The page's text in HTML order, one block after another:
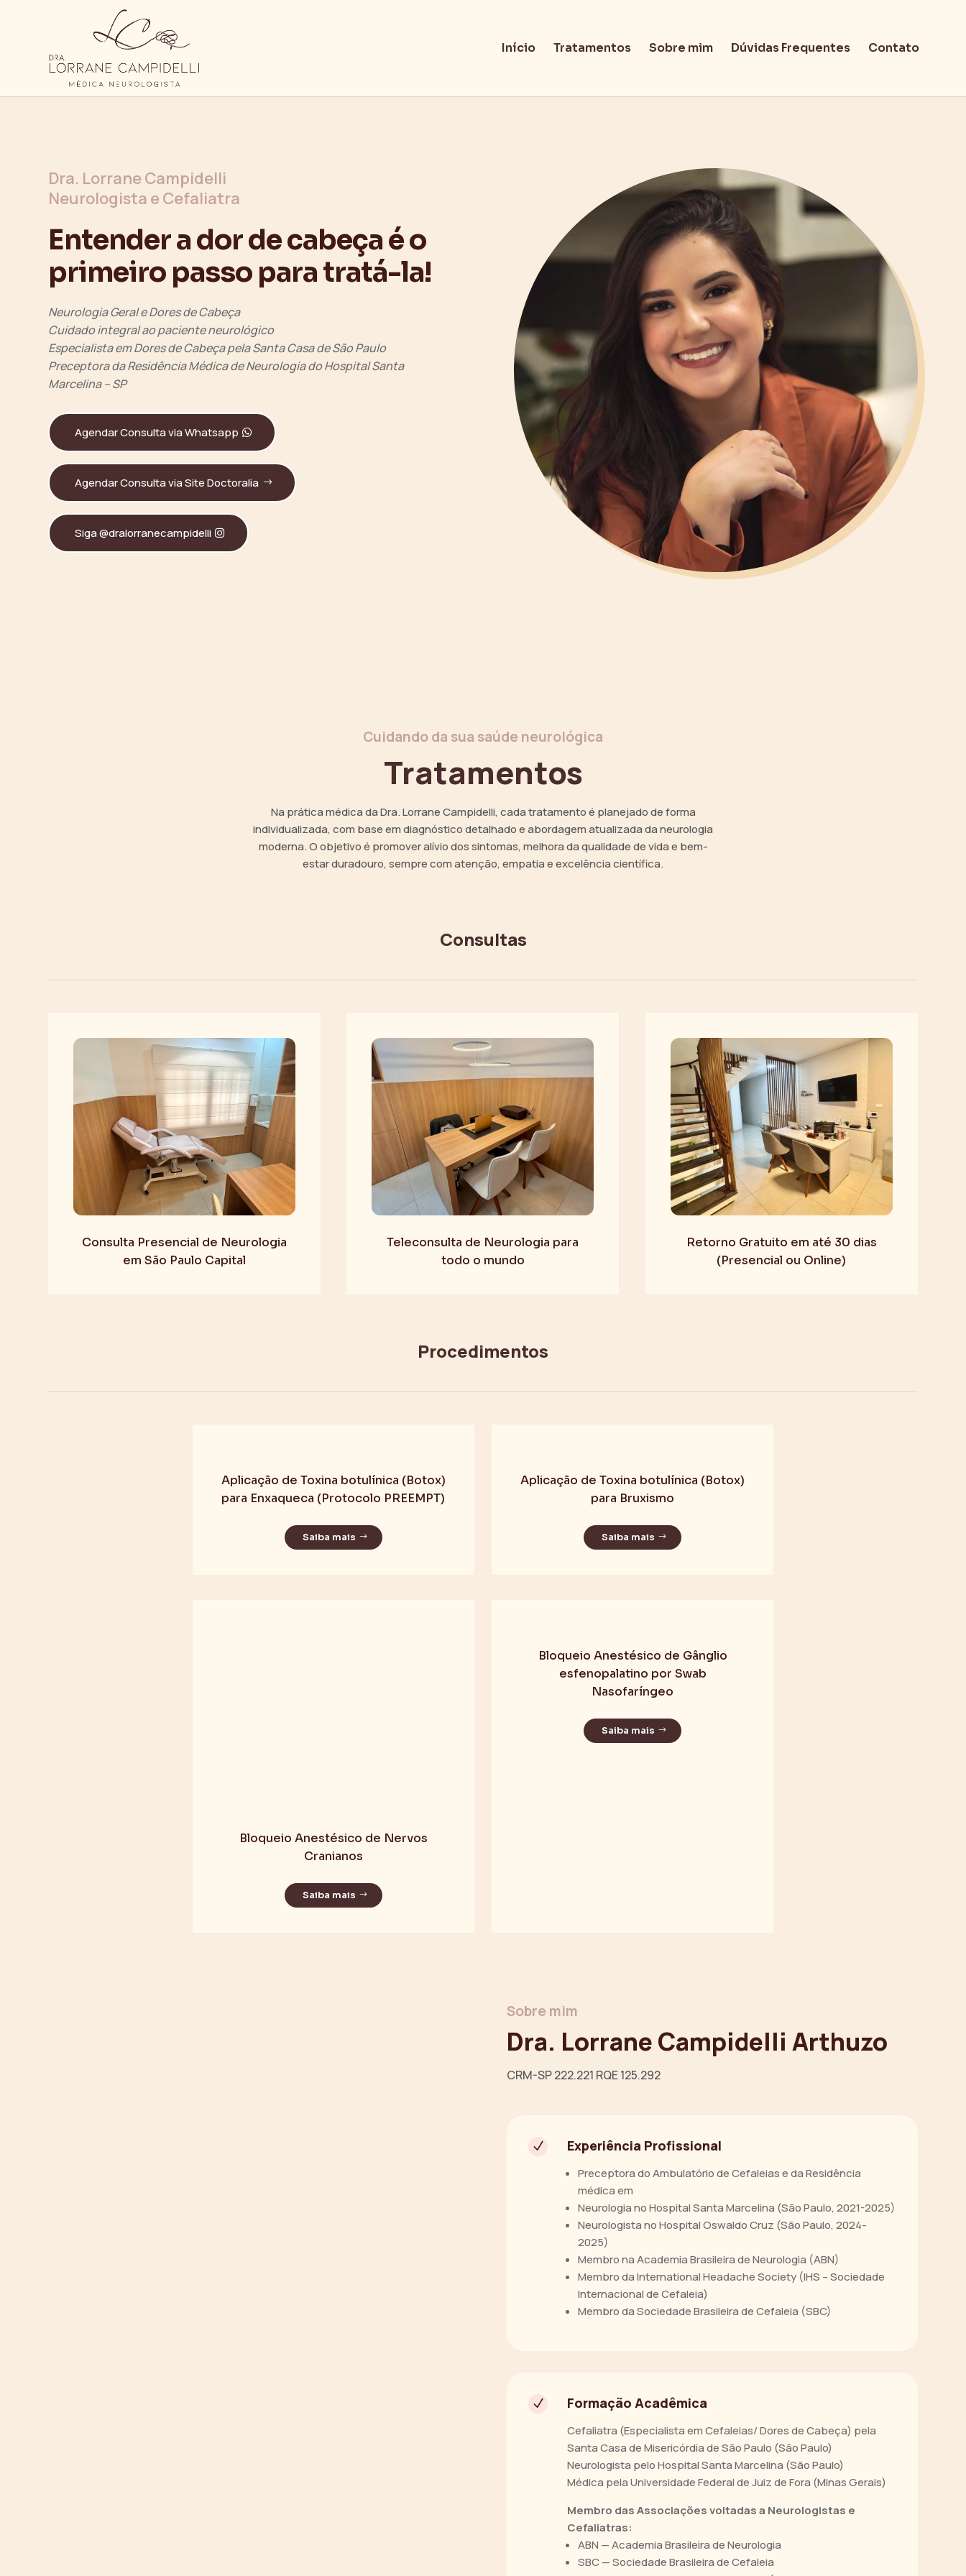
Início Tratamentos Sobre mim Dúvidas Frequentes Contato
Dra. Lorrane Campidelli
Neurologista e Cefaliatra
Entender a dor de cabeça é o
primeiro passo para tratá-la!
Neurologia Geral e Dores de Cabeça
Cuidado integral ao paciente neurológico
Especialista em Dores de Cabeça pela Santa Casa de São Paulo
Preceptora da Residência Médica de Neurologia do Hospital Santa
Marcelina – SP
Agendar Consulta via Whatsapp
Agendar Consulta via Site Doctoralia
Siga @dralorranecampidelli
Cuidando da sua saúde neurológica
Tratamentos
Na prática médica da Dra. Lorrane Campidelli, cada tratamento é planejado de forma
individualizada, com base em diagnóstico detalhado e abordagem atualizada da neurologia
moderna. O objetivo é promover alívio dos sintomas, melhora da qualidade de vida e bem-
estar duradouro, sempre com atenção, empatia e excelência científica.
Consultas
Consulta Presencial de Neurologia
em São Paulo Capital
Teleconsulta de Neurologia para
todo o mundo
Retorno Gratuito em até 30 dias
(Presencial ou Online)
Procedimentos
Aplicação de Toxina botulínica (Botox)
para Enxaqueca (Protocolo PREEMPT)
Saiba mais
Aplicação de Toxina botulínica (Botox)
para Bruxismo
Saiba mais
Bloqueio Anestésico de Nervos
Cranianos
Saiba mais
Bloqueio Anestésico de Gânglio
esfenopalatino por Swab
Nasofaríngeo
Saiba mais
Sobre mim
Dra. Lorrane Campidelli Arthuzo
CRM-SP 222.221 RQE 125.292
N Experiência Profissional
Preceptora do Ambulatório de Cefaleias e da Residência
médica em
Neurologia no Hospital Santa Marcelina (São Paulo, 2021-2025)
Neurologista no Hospital Oswaldo Cruz (São Paulo, 2024-
2025)
Membro na Academia Brasileira de Neurologia (ABN)
Membro da International Headache Society (IHS – Sociedade
Internacional de Cefaleia)
Membro da Sociedade Brasileira de Cefaleia (SBC)
N Formação Acadêmica
Cefaliatra (Especialista em Cefaleias/ Dores de Cabeça) pela
Santa Casa de Misericórdia de São Paulo (São Paulo)
Neurologista pelo Hospital Santa Marcelina (São Paulo)
Médica pela Universidade Federal de Juiz de Fora (Minas Gerais)
Membro das Associações voltadas a Neurologistas e
Cefaliatras:
ABN — Academia Brasileira de Neurologia
SBC — Sociedade Brasileira de Cefaleia